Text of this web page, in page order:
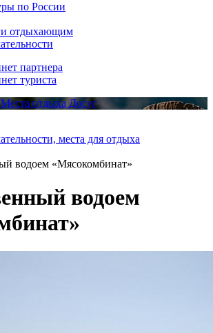
по России
отдыхающим
партнера
туриста
Места отдыха Досуг
места для отдыха
водоем «Мясокомбинат»
водоем